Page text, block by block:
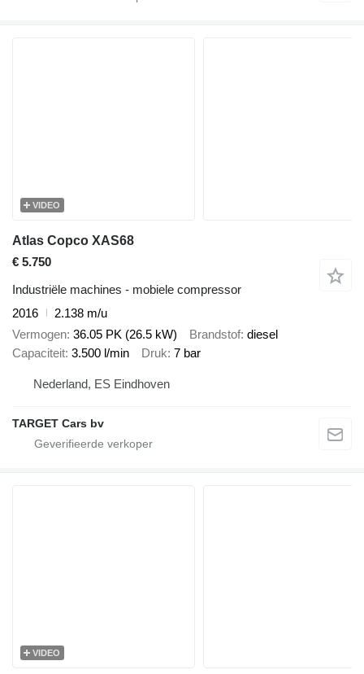
VIDEO
Atlas Copco XAS68
€ 5.750
Industriële machines - mobiele compressor
2016
2.138 m/u
Vermogen 36.05 PK (26.5 kW) Brandstof diesel
Capaciteit 3.500 l/min Druk 7 bar
Nederland, ES Eindhoven
TARGET Cars bv
VIDEO